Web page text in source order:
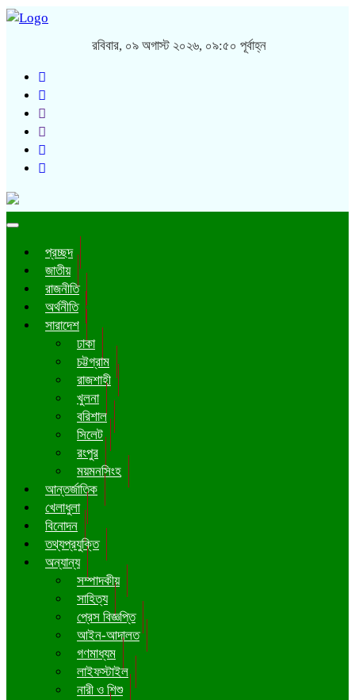
রবিবার, ০৯ অগাস্ট ২০২৬, ০৯:৫০ পূর্বাহ্ন
Toggle
প্রচ্ছদ
জাতীয়
রাজনীতি
অর্থনীতি
সারাদেশ
ঢাকা
চট্টগ্রাম
রাজশাহী
খুলনা
বরিশাল
সিলেট
রংপুর
ময়মনসিংহ
আন্তর্জাতিক
খেলাধুলা
বিনোদন
তথ্যপ্রযুক্তি
অন্যান্য
সম্পাদকীয়
সাহিত্য
প্রেস বিজ্ঞপ্তি
আইন-আদালত
গণমাধ্যম
লাইফস্টাইল
নারী ও শিশু